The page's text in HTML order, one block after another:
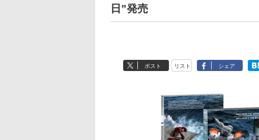
日”発売
ポスト リスト シェア